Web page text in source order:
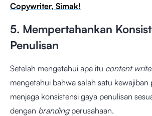
Copywriter, Simak!
5. Mempertahankan
Penulisan
Setelah mengetahui apa itu content
mengetahui bahwa salah satu kewajiban
menjaga konsistensi gaya penulisan
dengan branding perusahaan.